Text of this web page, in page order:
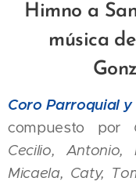
Himno a
música
Coro Parroquial y
compuesto por
Cecilio, Antonio,
Micaela, Caty,